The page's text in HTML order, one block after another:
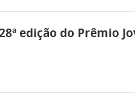
edição do Prêmio